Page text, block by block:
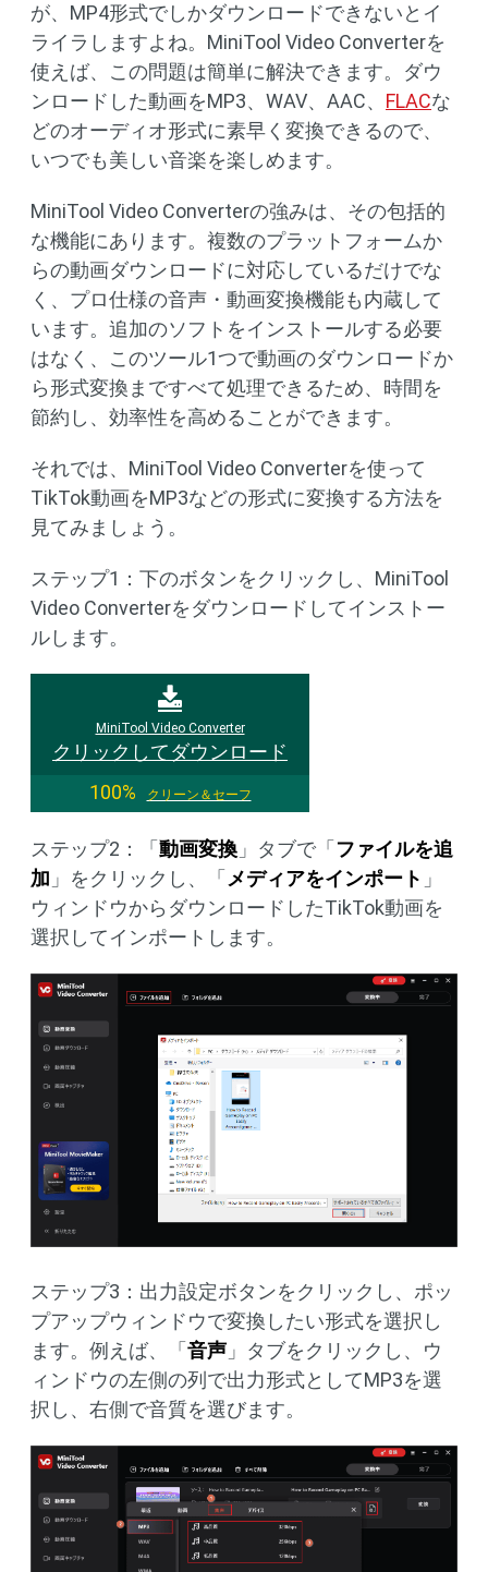
が、MP4形式でしかダウンロードできないとイ
ライラしますよね。MiniTool Video Converterを
使えば、この問題は簡単に解決できます。ダウ
ンロードした動画をMP3、WAV、AAC、 FLACな
どのオーディオ形式に素早く変換できるので、
いつでも美しい音楽を楽しめます。
MiniTool Video Converterの強みは、その包括的
な機能にあります。複数のプラットフォームか
らの動画ダウンロードに対応しているだけでな
く、プロ仕様の音声・動画変換機能も内蔵して
います。追加のソフトをインストールする必要
はなく、このツール1つで動画のダウンロードか
ら形式変換まですべて処理できるため、時間を
節約し、効率性を高めることができます。
それでは、MiniTool Video Converterを使って
TikTok動画をMP3などの形式に変換する方法を
見てみましょう。
ステップ1：下のボタンをクリックし、MiniTool
Video Converterをダウンロードしてインストー
ルします。
MiniTool Video Converter
クリックしてダウンロード
100%
クリーン＆セーフ
ステップ2：「 動画変換 」タブで「 ファイルを追
加 」をクリックし、「 メディアをインポート 」
ウィンドウからダウンロードしたTikTok動画を
選択してインポートします。
ステップ3：出力設定ボタンをクリックし、ポッ
プアップウィンドウで変換したい形式を選択し
ます。例えば、「音声 」タブをクリックし、ウ
ィンドウの左側の列で出力形式としてMP3を選
択し、右側で音質を選びます。